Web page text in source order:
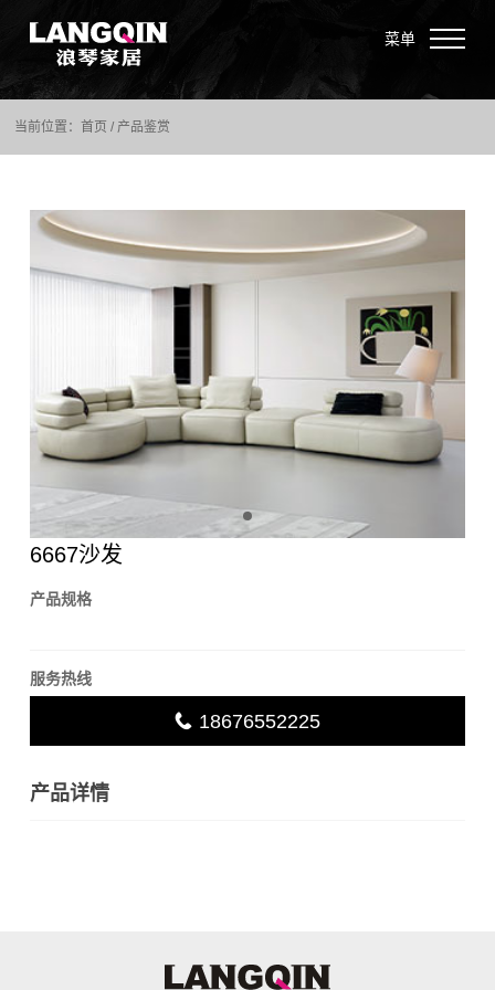
菜单
当前位置：首页 / 产品鉴赏
6667沙发
产品规格
服务热线
18676552225
产品详情